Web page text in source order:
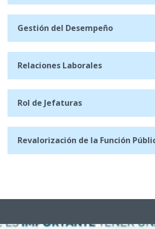
Gestión del Desempeño
Relaciones Laborales
Rol de Jefaturas
Revalorización de la Función